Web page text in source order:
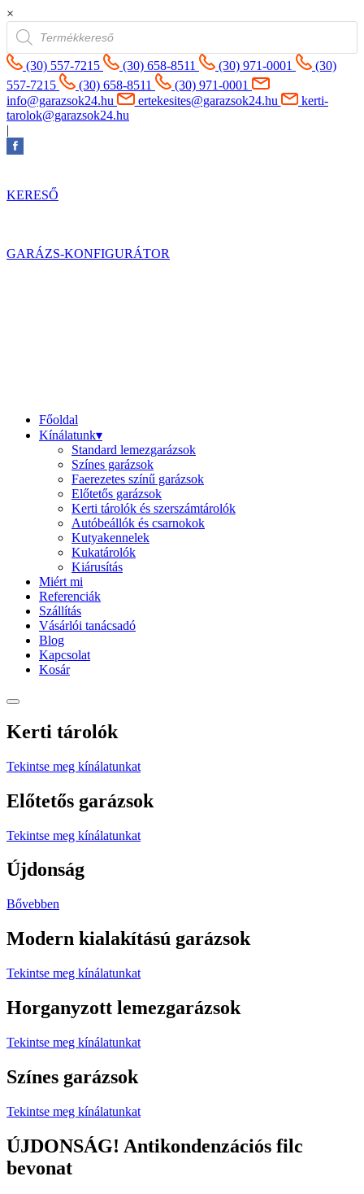
×
Products
search
(30) 557-7215
(30) 658-8511 (30) 971-0001
(30)
557-7215
(30) 658-8511
(30) 971-0001
info@garazsok24.hu
ertekesites@garazsok24.hu
kerti-
tarolok@garazsok24.hu
|
KERESŐ
GARÁZS-KONFIGURÁTOR
Főoldal
Kínálatunk▾
Standard lemezgarázsok
Színes garázsok
Faerezetes színű garázsok
Előtetős garázsok
Kerti tárolók és szerszámtárolók
Autóbeállók és csarnokok
Kutyakennelek
Kukatárolók
Kiárusítás
Miért mi
Referenciák
Szállítás
Vásárlói tanácsadó
Blog
Kapcsolat
Kosár
Kerti tárolók
Tekintse meg kínálatunkat
Előtetős garázsok
Tekintse meg kínálatunkat
Újdonság
Bővebben
Modern kialakítású garázsok
Tekintse meg kínálatunkat
Horganyzott lemezgarázsok
Tekintse meg kínálatunkat
Színes garázsok
Tekintse meg kínálatunkat
ÚJDONSÁG! Antikondenzációs filc
bevonat